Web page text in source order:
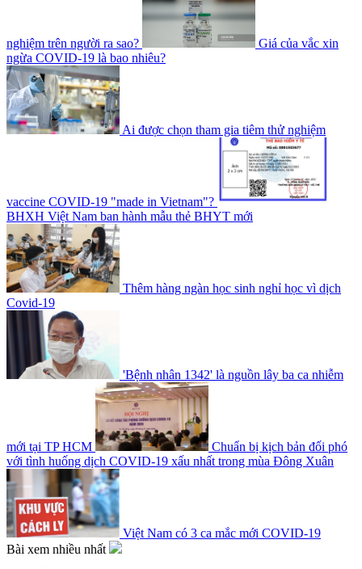
nghiệm trên người ra sao?
Giá của vắc xin
ngừa COVID-19 là bao nhiêu?
Ai được chọn tham gia tiêm thử nghiệm
vaccine COVID-19 "made in Vietnam"?
BHXH Việt Nam ban hành mẫu thẻ BHYT mới
Thêm hàng ngàn học sinh nghỉ học vì dịch
Covid-19
'Bệnh nhân 1342' là nguồn lây ba ca nhiễm
mới tại TP HCM
Chuẩn bị kịch bản đối phó
với tình huống dịch COVID-19 xấu nhất trong mùa Đông Xuân
Việt Nam có 3 ca mắc mới COVID-19
Bài xem nhiều nhất